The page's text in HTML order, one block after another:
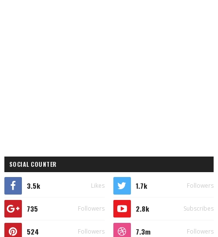
SOCIAL COUNTER
3.5k Likes 1.7k Followers
735 Followers 2.8k Subscribes
524 Followers 7.3m Followers